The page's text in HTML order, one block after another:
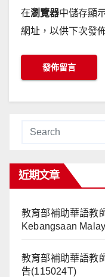
在瀏覽器中儲存顯
網址，以供下次發
近期文章
教育部補助華語教
Kebangsaan
教育部補助華語教
告(115024T)